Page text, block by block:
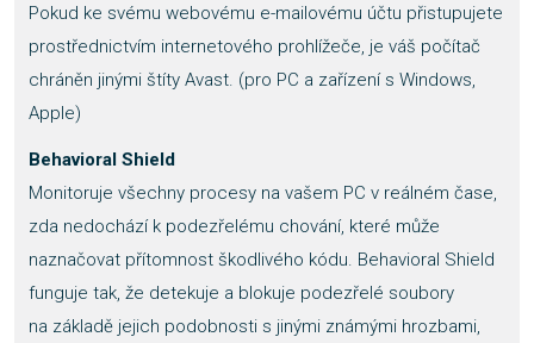
Pokud ke svému webovému e-mailovému účtu přistupujete
prostřednictvím internetového prohlížeče, je váš počítač
chráněn jinými štíty Avast. (pro PC a zařízení s Windows,
Apple)
Behavioral Shield
Monitoruje všechny procesy na vašem PC v reálném čase,
zda nedochází k podezřelému chování, které může
naznačovat přítomnost škodlivého kódu. Behavioral Shield
funguje tak, že detekuje a blokuje podezřelé soubory
na základě jejich podobnosti s jinými známými hrozbami,